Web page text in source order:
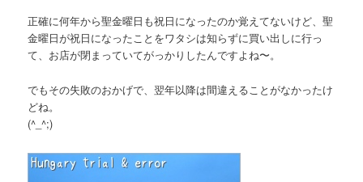
正確に何年から聖金曜日も祝日になったのか覚えてないけど、聖
金曜日が祝日になったことをワタシは知らずに買い出しに行っ
て、お店が閉まっていてがっかりしたんですよね〜。
でもその失敗のおかげで、翌年以降は間違えることがなかったけ
どね。
(^_^;)